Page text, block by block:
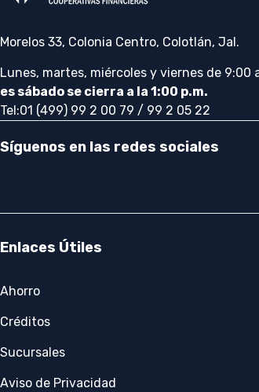
Morelos 33, Colonia Centro, Colotlán, Jal.
Lunes, martes, miércoles y viernes de 9:00
es sábado se cierra a la 1:00 p.m.
Tel:01 (499) 99 2 00 79 / 99 2 05 22
Síguenos en las redes sociales
Enlaces Útiles
Ahorro
Créditos
Sucursales
Aviso de Privacidad